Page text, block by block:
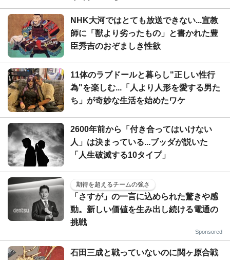
NHK大河ではとても放送できない...宣教
師に「獣より劣ったもの」と書かれた豊
臣秀吉のおぞましき性欲
11体のラブドールと暮らし"正しい性行
為"を楽しむ...「人より人形を愛する男た
ち」が奇妙な生活を始めたワケ
2600年前から「付き合ってはいけない
人」は決まっている...ブッダが説いた
「人生破滅する10タイプ」
期待を超えるチームの強さ
「さすが」の一言に込められた驚きや感
動。新しい価値を生み出し続ける電通の
挑戦
Sponsored
石田三成と戦っていないのに関ヶ原合戦